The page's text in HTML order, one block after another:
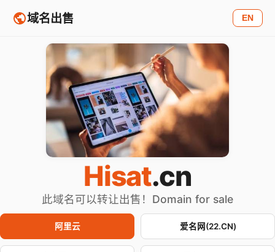
域名出售 EN
Hisat.cn
此域名可以转让出售！Domain for sale
阿里云 爱名网(22.CN)